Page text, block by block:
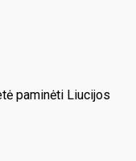
paminėti Liucijos